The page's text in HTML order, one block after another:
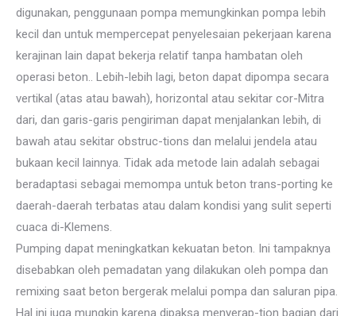
digunakan, penggunaan pompa memungkinkan pompa lebih
kecil dan untuk mempercepat penyelesaian pekerjaan karena
kerajinan lain dapat bekerja relatif tanpa hambatan oleh
operasi beton.. Lebih-lebih lagi, beton dapat dipompa secara
vertikal (atas atau bawah), horizontal atau sekitar cor-Mitra
dari, dan garis-garis pengiriman dapat menjalankan lebih, di
bawah atau sekitar obstruc-tions dan melalui jendela atau
bukaan kecil lainnya. Tidak ada metode lain adalah sebagai
beradaptasi sebagai memompa untuk beton trans-porting ke
daerah-daerah terbatas atau dalam kondisi yang sulit seperti
cuaca di-Klemens.
Pumping dapat meningkatkan kekuatan beton. Ini tampaknya
disebabkan oleh pemadatan yang dilakukan oleh pompa dan
remixing saat beton bergerak melalui pompa dan saluran pipa.
Hal ini juga mungkin karena dipaksa menyerap-tion bagian dari